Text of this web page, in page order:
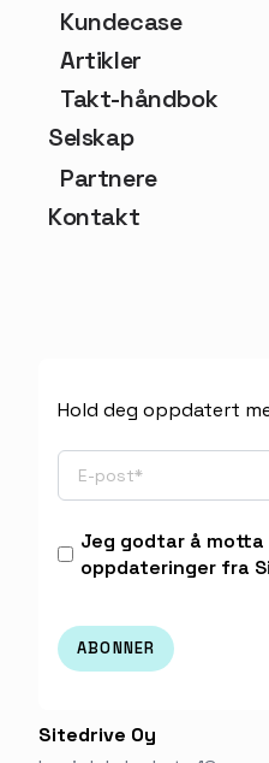
Kundecase
Artikler
Takt-håndbok
Selskap
Partnere
Kontakt
Hold deg oppdatert
Jeg godtar å
oppdateringer fra
Sitedrive Oy